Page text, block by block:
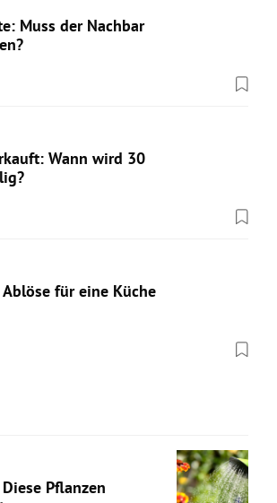
Muss der Nachbar
Wann wird 30
für eine Küche
Pflanzen